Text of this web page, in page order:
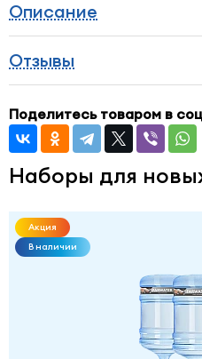
Описание
Отзывы
Поделитесь товаром в
Наборы для
Акция
В наличии